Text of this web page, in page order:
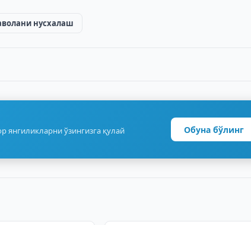
нусхалаш
янгиликларни ўзингизга қулай
Обуна бўлинг